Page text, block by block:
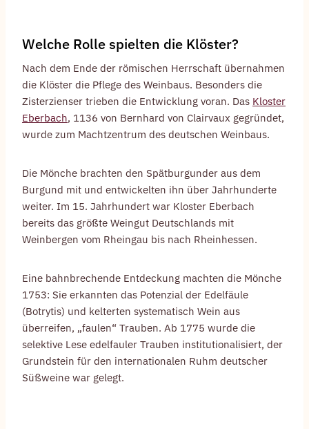
Welche Rolle spielten die Klöster?
Nach dem Ende der römischen Herrschaft übernahmen
die Klöster die Pflege des Weinbaus. Besonders die
Zisterzienser trieben die Entwicklung voran. Das Kloster
Eberbach, 1136 von Bernhard von Clairvaux gegründet,
wurde zum Machtzentrum des deutschen Weinbaus.
Die Mönche brachten den Spätburgunder aus dem
Burgund mit und entwickelten ihn über Jahrhunderte
weiter. Im 15. Jahrhundert war Kloster Eberbach
bereits das größte Weingut Deutschlands mit
Weinbergen vom Rheingau bis nach Rheinhessen.
Eine bahnbrechende Entdeckung machten die Mönche
1753: Sie erkannten das Potenzial der Edelfäule
(Botrytis) und kelterten systematisch Wein aus
überreifen, „faulen“ Trauben. Ab 1775 wurde die
selektive Lese edelfauler Trauben institutionalisiert, der
Grundstein für den internationalen Ruhm deutscher
Süßweine war gelegt.